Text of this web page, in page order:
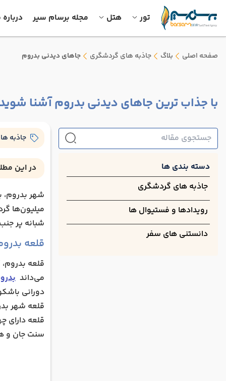
تور هتل مجله برسام سیر درباره
صفحه اصلی بلاگ جاذبه های گردشگری جاهای دیدنی بدروم
با جذاب ترین جاهای دیدنی بدروم آشنا شوید
دسته بندی ها
جاذبه های گردشگری
رویدادها و فستیوال ها
دانستنی های سفر
جاذبه
در این
موزه‌ های
آمفی
آسیاب
میلتا
تاکستان
مجموعه
ویرانه
دروازه
روستای
بازار
شهر بدروم،
میلیون‌ها
شبانه پر
قلعه
قلعه
می‌داند
دورانی
قلعه شهر
قلعه دارای
سنت جان و